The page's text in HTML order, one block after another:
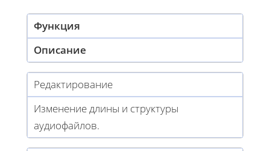
Функция
Описание
Редактирование
Изменение длины и структуры
аудиофайлов.